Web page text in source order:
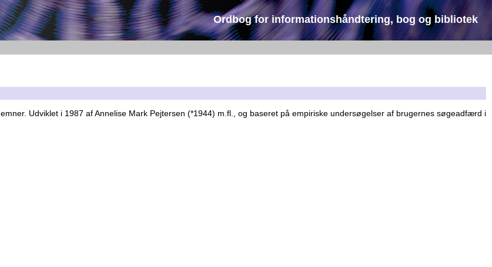
Ordbog for informationshåndtering, bog og bibliotek
emner. Udviklet i 1987 af Annelise Mark Pejtersen (*1944) m.fl., og baseret på empiriske undersøgelser af brugernes søgeadfærd i